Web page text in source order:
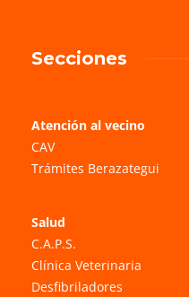
Secciones
Atención al vecino
CAV
Trámites Berazategui
Salud
C.A.P.S.
Clínica Veterinaria
Desfibriladores